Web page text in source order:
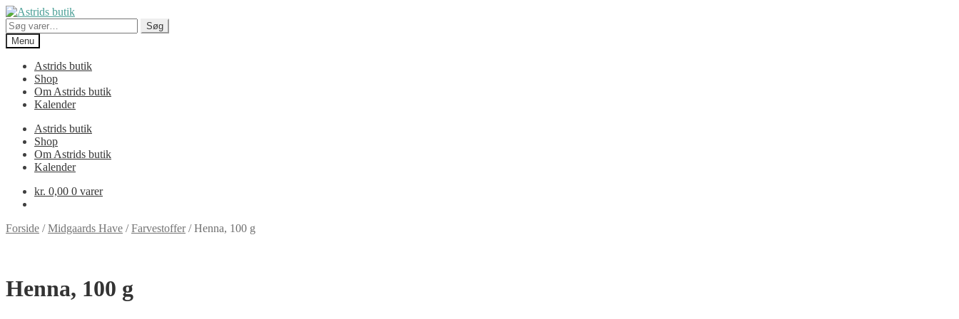
Spring
til
navigation
Spring
til
indhold
Søg
efter:
Søg
Menu
Astrids butik
Shop
Om Astrids butik
Kalender
Astrids butik
Shop
Om Astrids butik
Kalender
kr. 0,00 0 varer
Forside /Midgaards Have /Farvestoffer/Henna, 100 g
Henna, 100 g